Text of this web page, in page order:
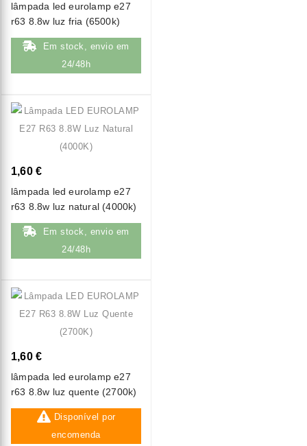
lâmpada led eurolamp e27
r63 8.8w luz fria (6500k)
Em stock, envio em
24/48h
1,60 €
lâmpada led eurolamp e27
r63 8.8w luz natural (4000k)
Em stock, envio em
24/48h
1,60 €
lâmpada led eurolamp e27
r63 8.8w luz quente (2700k)
Disponível por
encomenda